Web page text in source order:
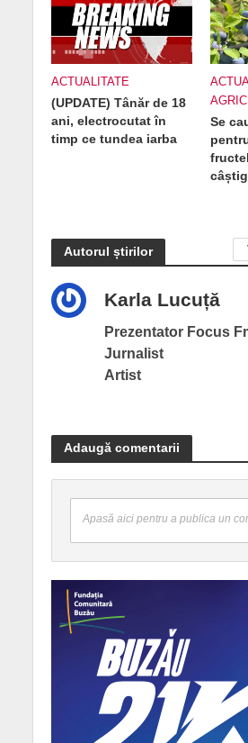
ACTUALITATE
(UPDATE) Tânăr de 18
ani, electrocutat în
timp ce tundea iarba
Se
Autorul știrilor
Karla Lucuță
Prezentator Focus
Jurnalist
Artist
Adaugă comentarii
Apasă aici pentru a publica un